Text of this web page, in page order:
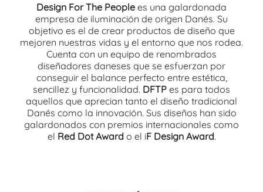
Design For The People es una galardonada
empresa de iluminación de origen Danés. Su
objetivo es el de crear productos de diseño que
mejoren nuestras vidas y el entorno que nos rodea.
Cuenta con un equipo de renombrados
diseñadores daneses que se esfuerzan por
conseguir el balance perfecto entre estética,
sencillez y funcionalidad. DFTP es para todos
aquellos que aprecian tanto el diseño tradicional
Danés como la innovación. Sus diseños han sido
galardonados con premios internacionales como
el Red Dot Awardo el iF Design Award.